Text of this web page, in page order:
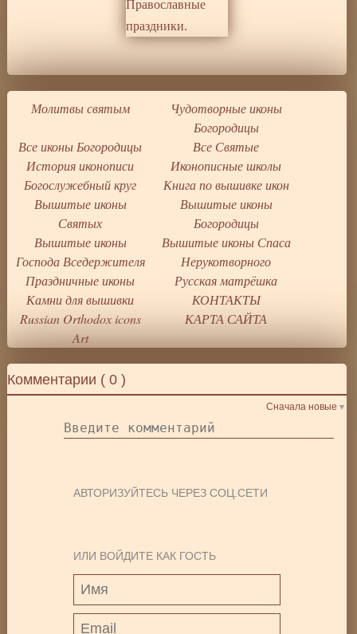
Комментарии (0 )
Сначала новые
АВТОРИЗУЙТЕСЬ ЧЕРЕЗ СОЦ.СЕТИ
ИЛИ ВОЙДИТЕ КАК ГОСТЬ
Молитвы святым
Чудотворные иконы
Богородицы
Все иконы Богородицы
Все Святые
История иконописи
Иконописные школы
Богослужебный круг
Книга по вышивке икон
Вышитые иконы
Святых
Вышитые иконы
Богородицы
Вышитые иконы
Господа Вседержителя
Вышитые иконы Спаса
Нерукотворного
Праздничные иконы
Русская матрёшка
Камни для вышивки
КОНТАКТЫ
Russian Orthodox icons
Art
КАРТА САЙТА